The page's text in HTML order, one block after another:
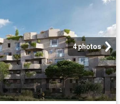
4 photos